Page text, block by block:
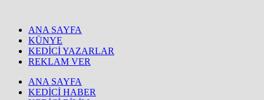
ANA SAYFA
KÜNYE
KEDİCİ YAZARLAR
REKLAM VER
ANA SAYFA
KEDİCİ HABER